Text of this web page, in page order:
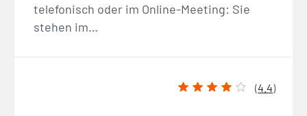
telefonisch oder im Online-Meeting: Sie
stehen im…
(4.4)